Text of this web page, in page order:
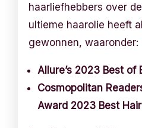
haarliefhebbers over
ultieme haarolie heeft
gewonnen, waaronder:
Allure’s 2023 Best of
Cosmopolitan
Award 2023 Best